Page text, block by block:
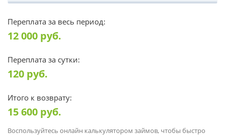
Переплата за весь период:
12 000 руб.
Переплата за сутки:
120 руб.
Итого к возврату:
15 600 руб.
Воспользуйтесь онлайн калькулятором займов, чтобы быстро